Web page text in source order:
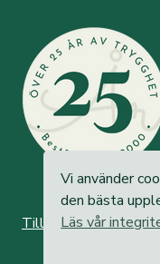
Vi använder
den bästa
Läs vår